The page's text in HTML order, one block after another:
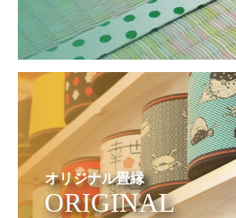
オリジナル畳縁
ORIGINAL